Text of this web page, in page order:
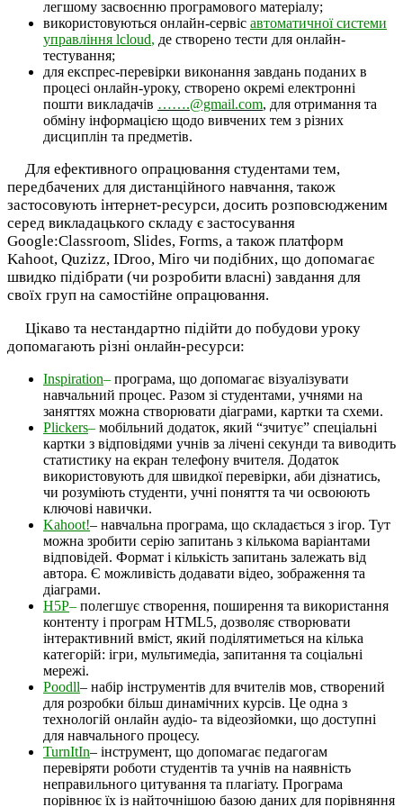
легшому засвоєнню програмового матеріалу;
використовуються онлайн-сервіс автоматичної системи
управління lcloud, де створено тести для онлайн-
тестування;
для експрес-перевірки виконання завдань поданих в
процесі онлайн-уроку, створено окремі електронні
пошти викладачів …….@gmail.com, для отримання та
обміну інформацією щодо вивчених тем з різних
дисциплін та предметів.
Для ефективного опрацювання студентами тем,
передбачених для дистанційного навчання, також
застосовують інтернет-ресурси, досить розповсюдженим
серед викладацького складу є застосування
Google:Classroom, Slides, Forms, а також платформ
Kahoot, Quzizz, IDroo, Miro чи подібних, що допомагає
швидко підібрати (чи розробити власні) завдання для
своїх груп на самостійне опрацювання.
Цікаво та нестандартно підійти до побудови уроку
допомагають різні онлайн-ресурси:
Inspiration– програма, що допомагає візуалізувати
навчальний процес. Разом зі студентами, учнями на
заняттях можна створювати діаграми, картки та схеми.
Plickers– мобільний додаток, який “зчитує” спеціальні
картки з відповідями учнів за лічені секунди та виводить
статистику на екран телефону вчителя. Додаток
використовують для швидкої перевірки, аби дізнатись,
чи розуміють студенти, учні поняття та чи освоюють
ключові навички.
Kahoot!– навчальна програма, що складається з ігор. Тут
можна зробити серію запитань з кількома варіантами
відповідей. Формат і кількість запитань залежать від
автора. Є можливість додавати відео, зображення та
діаграми.
H5P– полегшує створення, поширення та використання
контенту і програм HTML5, дозволяє створювати
інтерактивний вміст, який поділятиметься на кілька
категорій: ігри, мультимедіа, запитання та соціальні
мережі.
Poodll– набір інструментів для вчителів мов, створений
для розробки більш динамічних курсів. Це одна з
технологій онлайн аудіо- та відеозйомки, що доступні
для навчального процесу.
TurnItIn– інструмент, що допомагає педагогам
перевіряти роботи студентів та учнів на наявність
неправильного цитування та плагіату. Програма
порівнює їх із найточнішою базою даних для порівняння